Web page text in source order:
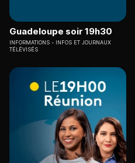
Guadeloupe soir 19h30
INFORMATIONS
INFOS ET JOURNAUX
TÉLÉVISÉS